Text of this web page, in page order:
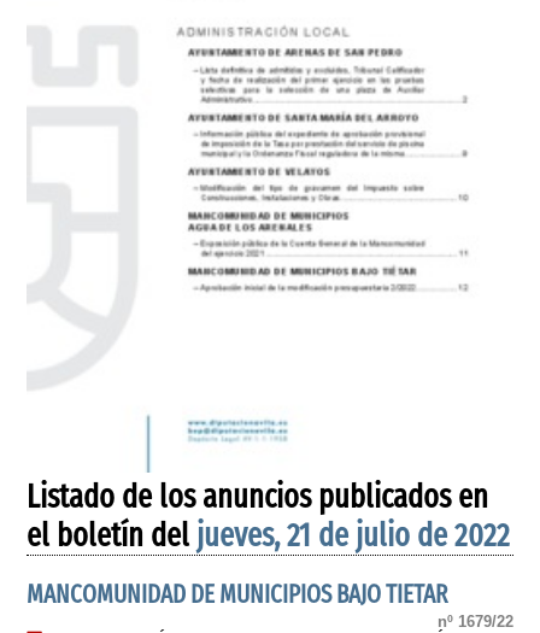
Listado de los anuncios publicados en
el boletín del jueves, 21 de julio de 2022
MANCOMUNIDAD DE MUNICIPIOS BAJO TIETAR
nº 1679/22